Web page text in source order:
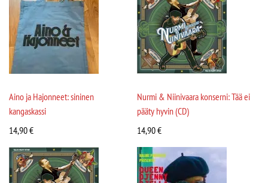
Aino ja Hajonneet: sininen
kangaskassi
14,90€
Nurmi & Niinivaara konserni: Tää ei
pääty hyvin (CD)
14,90€